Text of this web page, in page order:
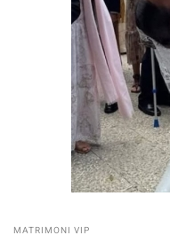
MATRIMONI VIP